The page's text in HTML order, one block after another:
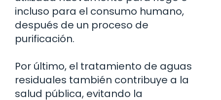
incluso para el consumo humano,
después de un proceso de
purificación.
Por último, el tratamiento de aguas
residuales también contribuye a la
salud pública, evitando la